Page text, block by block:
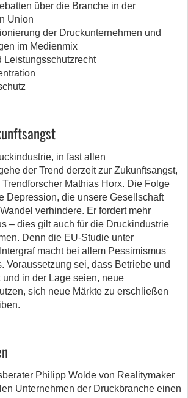
über die Branche in der
Union
der Druckunternehmen und
im Medienmix
Leistungsschutzrecht
in fast allen
der Trend derzeit zur Zukunftsangst,
Mathias Horx. Die Folge
Depression, die unsere Gesellschaft
verhindere. Er fordert mehr
– dies gilt auch für die Druckindustrie
Denn die EU-Studie unter
macht bei allem Pessimismus
Voraussetzung sei, dass Betriebe und
und in der Lage seien, neue
sich neue Märkte zu erschließen
Philipp Wolde von Realitymaker
Unternehmen der Druckbranche einen